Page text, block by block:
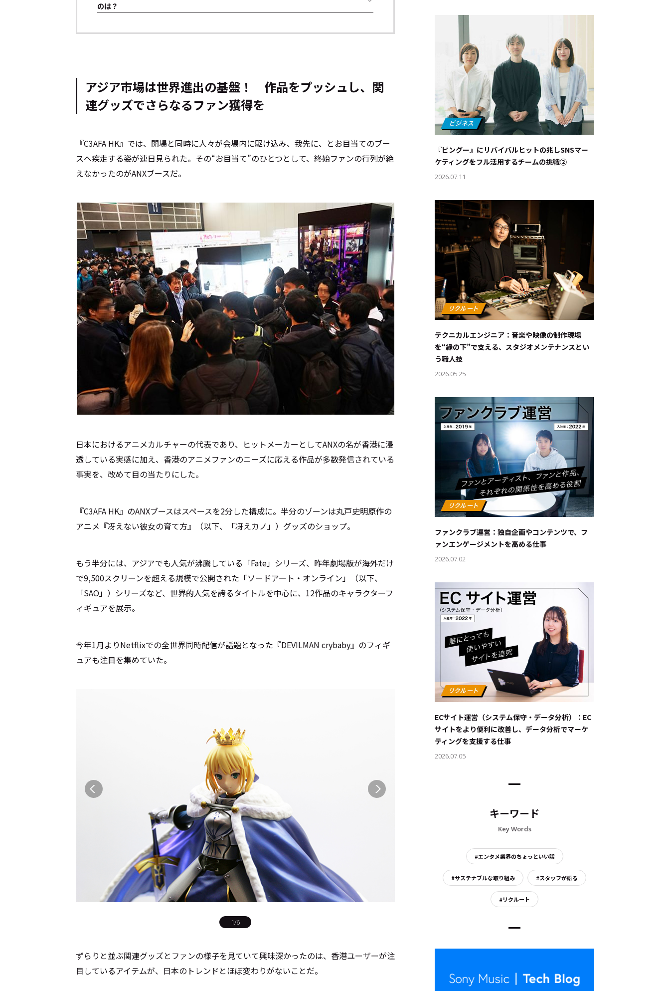
トップ Top
記事一覧 Articles
連載一覧 Series
Cocotameとは
キーワード：
#エンタメ業界のちょっといい話
#リクルート
運営会社 プライバシーポリシー 本サイトご利用にあたって Cookie Settings お問い合わせ JP
のは？
アジア市場は世界進出の基盤！ 作品をプッシュし、関
連グッズでさらなるファン獲得を
『C3AFA HK』では、開場と同時に人々が会場内に駆け込み、我先に、とお目当てのブー
スへ疾走する姿が連日見られた。その“お目当て”のひとつとして、終始ファンの行列が絶
えなかったのがANXブースだ。
日本におけるアニメカルチャーの代表であり、ヒットメーカーとしてANXの名が香港に浸
透している実感に加え、香港のアニメファンのニーズに応える作品が多数発信されている
事実を、改めて目の当たりにした。
『C3AFA HK』のANXブースはスペースを2分した構成に。半分のゾーンは丸戸史明原作の
アニメ『冴えない彼女の育て方』（以下、「冴えカノ」）グッズのショップ。
もう半分には、アジアでも人気が沸騰している「Fate」シリーズ、昨年劇場版が海外だけ
で9,500スクリーンを超える規模で公開された「ソードアート・オンライン」（以下、
「SAO」）シリーズなど、世界的人気を誇るタイトルを中心に、12作品のキャラクターフ
ィギュアを展示。
今年1月よりNetflixでの全世界同時配信が話題となった『DEVILMAN crybaby』のフィギ
ュアも注目を集めていた。
1/6
ずらりと並ぶ関連グッズとファンの様子を見ていて興味深かったのは、香港ユーザーが注
目しているアイテムが、日本のトレンドとほぼ変わりがないことだ。
『ピングー』にリバイバルヒットの兆し――SNSマー
ケティングをフル活用するチームの挑戦②
2026.07.11
テクニカルエンジニア：音楽や映像の制作現場
を“縁の下”で支える、スタジオメンテナンスとい
う職人技
2026.05.25
ファンクラブ運営：独自企画やコンテンツで、フ
ァンエンゲージメントを高める仕事
2026.07.02
ECサイト運営（システム保守・データ分析）：EC
サイトをより便利に改善し、データ分析でマーケ
ティングを支援する仕事
2026.07.05
キーワード
Key Words
#エンタメ業界のちょっといい話
#サステナブルな取り組み #スタッフが語る
#リクルート